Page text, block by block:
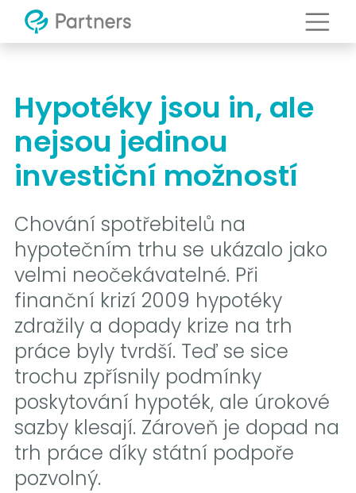
Hypotéky jsou in, ale
nejsou jedinou
investiční možností
Chování spotřebitelů na
hypotečním trhu se ukázalo jako
velmi neočekávatelné. Při
finanční krizí 2009 hypotéky
zdražily a dopady krize na trh
práce byly tvrdší. Teď se sice
trochu zpřísnily podmínky
poskytování hypoték, ale úrokové
sazby klesají. Zároveň je dopad na
trh práce díky státní podpoře
pozvolný.